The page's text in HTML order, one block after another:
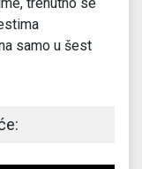
trenutno se
samo u šest